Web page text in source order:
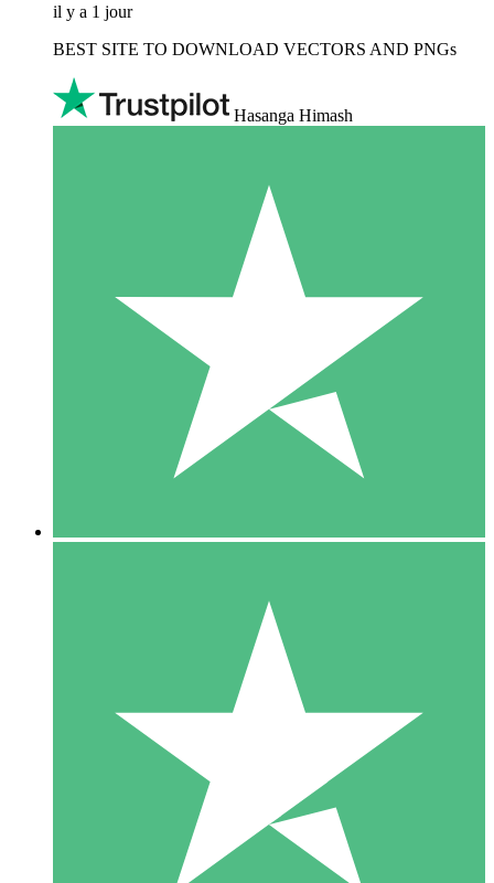
il y a 1 jour
BEST SITE TO DOWNLOAD VECTORS AND PNGs
Hasanga Himash